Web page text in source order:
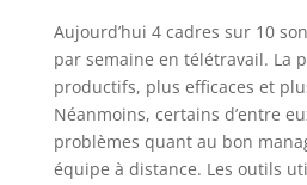
Aujourd’hui 4 cadres sur 10
par semaine en télétravail. La
productifs, plus efficaces et
Néanmoins, certains d’entre
problèmes quant au bon
équipe à distance. Les outils